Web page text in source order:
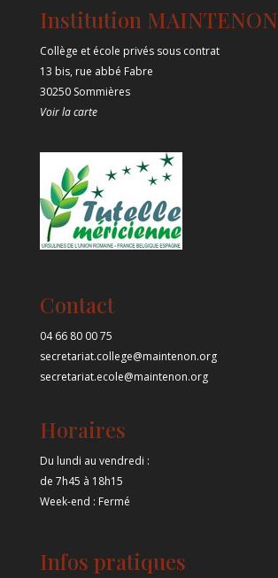
Institution MAINTENON
Collège et école privés sous contrat
13 bis, rue abbé Fabre
30250 Sommières
Voir la carte
Contact
04 66 80 00 75
secretariat.college@maintenon.org
secretariat.ecole@maintenon.org
Horaires
Du lundi au vendredi :
de 7h45 à 18h15
Week-end : Fermé
Infos pratiques